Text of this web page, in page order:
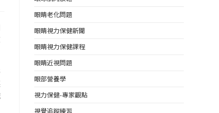
眼睛老化問題
眼睛視力保健新聞
眼睛視力保健課程
眼睛近視問題
眼部營養學
視力保健-專家觀點
視覺追蹤練習